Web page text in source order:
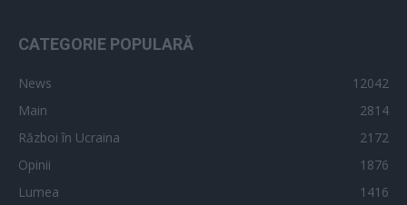
CATEGORIE POPULARĂ
News
12042
Main
2814
Război în Ucraina
2172
Opinii
1876
Lumea
1416